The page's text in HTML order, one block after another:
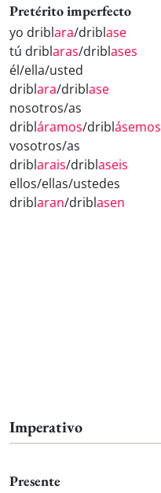
Pretérito imperfecto
yo driblara/driblase
tú driblaras/driblases
él/ella/usted
driblara/driblase
nosotros/as
dribláramos/driblásemos
vosotros/as
driblarais/driblaseis
ellos/ellas/ustedes
driblaran/driblasen
Imperativo
Presente